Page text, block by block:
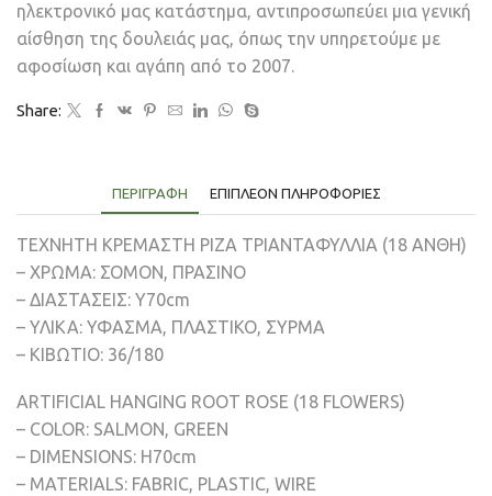
ηλεκτρονικό μας κατάστημα, αντιπροσωπεύει μια γενική
αίσθηση της δουλειάς μας, όπως την υπηρετούμε με
αφοσίωση και αγάπη από το 2007.
Share:
ΠΕΡΙΓΡΑΦΉ ΕΠΙΠΛΈΟΝ ΠΛΗΡΟΦΟΡΊΕΣ
ΤΕΧΝΗΤΗ ΚΡΕΜΑΣΤΗ ΡΙΖΑ ΤΡΙΑΝΤΑΦΥΛΛΙΑ (18 ΑΝΘΗ)
– ΧΡΩΜΑ: ΣΟΜΟΝ, ΠΡΑΣΙΝΟ
– ΔΙΑΣΤΑΣΕΙΣ: Υ70cm
– ΥΛΙΚΑ: ΥΦΑΣΜΑ, ΠΛΑΣΤΙΚΟ, ΣΥΡΜΑ
– ΚΙΒΩΤΙΟ: 36/180
ARTIFICIAL HANGING ROOT ROSE (18 FLOWERS)
– COLOR: SALMON, GREEN
– DIMENSIONS: H70cm
– MATERIALS: FABRIC, PLASTIC, WIRE